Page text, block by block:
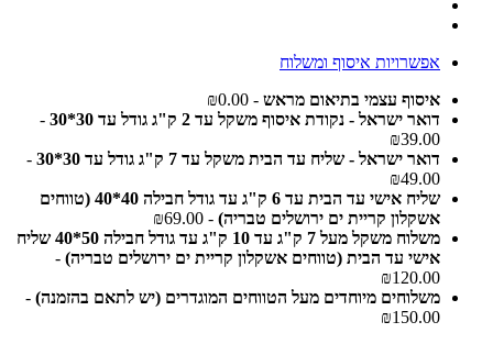
אפשרויות איסוף ומשלוח
איסוף עצמי בתיאום מראש - ₪0.00
דואר ישראל - נקודת איסוף משקל עד 2 ק"ג גודל עד 30*30
-
₪39.00
דואר ישראל - שליח עד הבית משקל עד 7 ק"ג גודל עד 30*30
-
₪49.00
שליח אישי עד הבית עד 6 ק"ג עד גודל חבילה 40*40 (טווחים
אשקלון קריית ים ירושלים טבריה) - ₪69.00
משלוח משקל מעל 7 ק"ג עד 10 ק"ג עד גודל חבילה 50*40 שליח
אישי עד הבית (טווחים אשקלון קריית ים ירושלים טבריה) -
₪120.00
משלוחים מיוחדים מעל הטווחים המוגדרים (יש לתאם בהזמנה) -
₪150.00